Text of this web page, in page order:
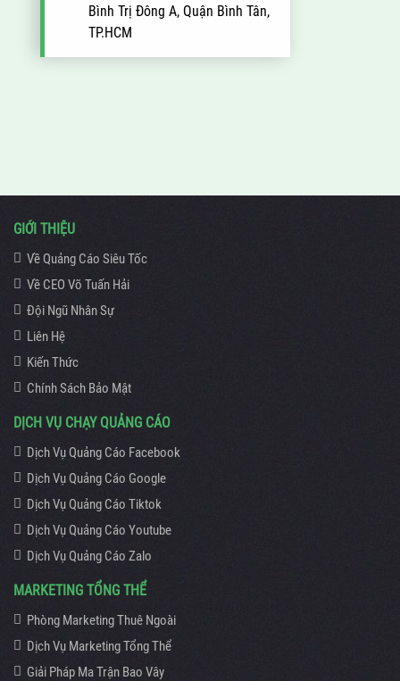
Bình Trị Đông A, Quận Bình Tân,
TP.HCM
GIỚI THIỆU
Về Quảng Cáo Siêu Tốc
Về CEO Võ Tuấn Hải
Đội Ngũ Nhân Sự
Liên Hệ
Kiến Thức
Chính Sách Bảo Mật
DỊCH VỤ CHẠY QUẢNG CÁO
Dịch Vụ Quảng Cáo Facebook
Dịch Vụ Quảng Cáo Google
Dịch Vụ Quảng Cáo Tiktok
Dịch Vụ Quảng Cáo Youtube
Dịch Vụ Quảng Cáo Zalo
MARKETING TỔNG THỂ
Phòng Marketing Thuê Ngoài
Dịch Vụ Marketing Tổng Thể
Giải Pháp Ma Trận Bao Vây